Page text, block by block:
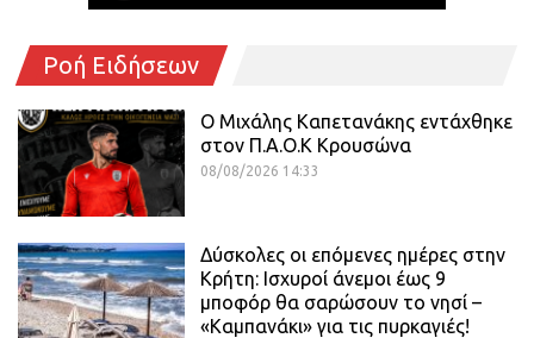
Ροή Ειδήσεων
O Mιχάλης Καπετανάκης εντάχθηκε
στον Π.Α.Ο.Κ Κρουσώνα
08/08/2026 14:33
Δύσκολες οι επόμενες ημέρες στην
Κρήτη: Ισχυροί άνεμοι έως 9
μποφόρ θα σαρώσουν το νησί –
«Καμπανάκι» για τις πυρκαγιές!